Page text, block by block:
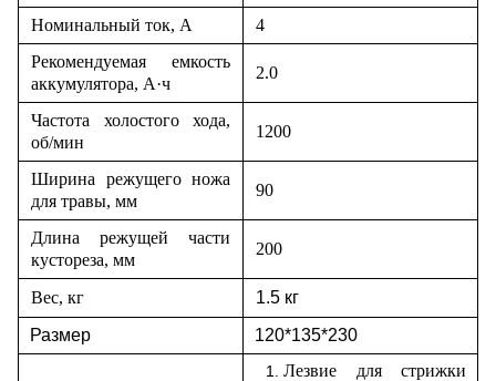
Номинальный ток, А
4
Рекомендуемая емкость
аккумулятора, А·ч
2.0
Частота холостого хода,
об/мин
1200
Ширина режущего ножа
для травы, мм
90
Длина режущей части
кустореза, мм
200
Вес, кг
1.5 кг
Размер
120*135*230
Лезвие для стрижки